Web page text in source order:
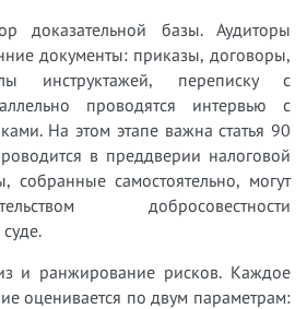
доказательной базы. Аудиторы
документы: приказы, договоры,
инструктажей, переписку с
проводятся интервью с
На этом этапе важна статья 90
в преддверии налоговой
собранные самостоятельно, могут
добросовестности
и ранжирование рисков. Каждое
оценивается по двум параметрам: